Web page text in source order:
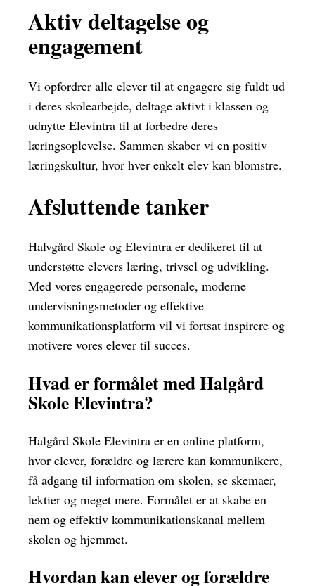
Aktiv deltagelse og
engagement
Vi opfordrer alle elever til at engagere sig fuldt ud
i deres skolearbejde, deltage aktivt i klassen og
udnytte Elevintra til at forbedre deres
læringsoplevelse. Sammen skaber vi en positiv
læringskultur, hvor hver enkelt elev kan blomstre.
Afsluttende tanker
Halvgård Skole og Elevintra er dedikeret til at
understøtte elevers læring, trivsel og udvikling.
Med vores engagerede personale, moderne
undervisningsmetoder og effektive
kommunikationsplatform vil vi fortsat inspirere og
motivere vores elever til succes.
Hvad er formålet med Halgård
Skole Elevintra?
Halgård Skole Elevintra er en online platform,
hvor elever, forældre og lærere kan kommunikere,
få adgang til information om skolen, se skemaer,
lektier og meget mere. Formålet er at skabe en
nem og effektiv kommunikationskanal mellem
skolen og hjemmet.
Hvordan kan elever og forældre